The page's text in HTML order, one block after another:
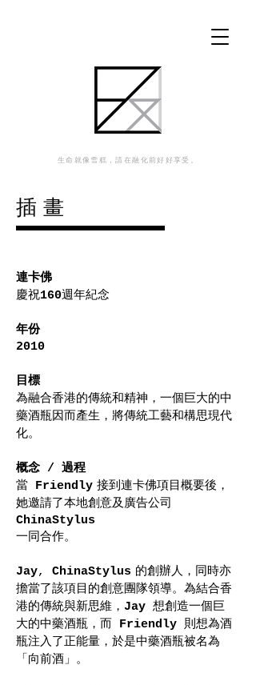
生命就像雪糕，請在融化前好好享受。
插 畫
連卡佛
慶祝160週年紀念
年份
2010
目標
為融合香港的傳統和精神，一個巨大的中
藥酒瓶因而產生，將傳統工藝和構思現代
化。
概念 / 過程
當 Friendly 接到連卡佛項目概要後，
她邀請了本地創意及廣告公司
ChinaStylus
一同合作。
Jay, ChinaStylus 的創辦人，同時亦
擔當了該項目的創意團隊領導。 為結合香
港的傳統與新思維， Jay 想創造一個巨
大的中藥酒瓶，而 Friendly 則 想為酒
瓶注入了正能量，於是中藥酒瓶被名為
「向前酒」 。